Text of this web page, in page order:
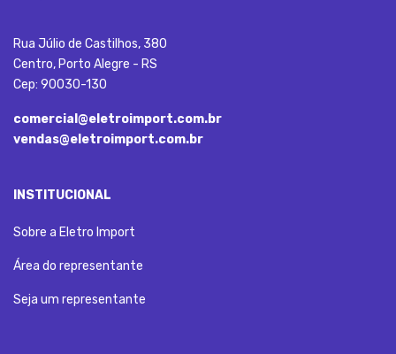
Rua Júlio de Castilhos, 380
Centro, Porto Alegre - RS
Cep: 90030-130
comercial@eletroimport.com.br
vendas@eletroimport.com.br
INSTITUCIONAL
Sobre a Eletro Import
Área do representante
Seja um representante